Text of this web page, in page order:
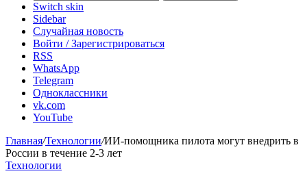
Switch skin
Sidebar
Случайная новость
Войти / Зарегистрироваться
RSS
WhatsApp
Telegram
Одноклассники
vk.com
YouTube
Главная/Технологии/ИИ-помощника пилота могут внедрить в
России в течение 2-3 лет
Технологии